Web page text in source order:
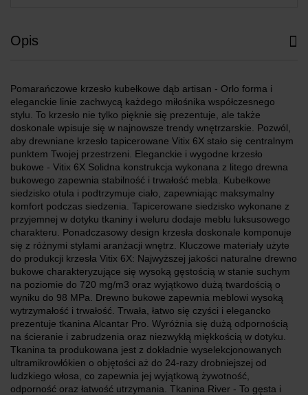
Opis
Pomarańczowe krzesło kubełkowe dąb artisan - Orlo forma i
eleganckie linie zachwycą każdego miłośnika współczesnego
stylu. To krzesło nie tylko pięknie się prezentuje, ale także
doskonale wpisuje się w najnowsze trendy wnętrzarskie. Pozwól,
aby drewniane krzesło tapicerowane Vitix 6X stało się centralnym
punktem Twojej przestrzeni. Eleganckie i wygodne krzesło
bukowe - Vitix 6X Solidna konstrukcja wykonana z litego drewna
bukowego zapewnia stabilność i trwałość mebla. Kubełkowe
siedzisko otula i podtrzymuje ciało, zapewniając maksymalny
komfort podczas siedzenia. Tapicerowane siedzisko wykonane z
przyjemnej w dotyku tkaniny i weluru dodaje meblu luksusowego
charakteru. Ponadczasowy design krzesła doskonale komponuje
się z różnymi stylami aranżacji wnętrz. Kluczowe materiały użyte
do produkcji krzesła Vitix 6X: Najwyższej jakości naturalne drewno
bukowe charakteryzujące się wysoką gęstością w stanie suchym
na poziomie do 720 mg/m3 oraz wyjątkowo dużą twardością o
wyniku do 98 MPa. Drewno bukowe zapewnia meblowi wysoką
wytrzymałość i trwałość. Trwała, łatwo się czyści i elegancko
prezentuje tkanina Alcantar Pro. Wyróżnia się dużą odpornością
na ścieranie i zabrudzenia oraz niezwykłą miękkością w dotyku.
Tkanina ta produkowana jest z dokładnie wyselekcjonowanych
ultramikrowłókien o objętości aż do 24-razy drobniejszej od
ludzkiego włosa, co zapewnia jej wyjątkową żywotność,
odporność oraz łatwość utrzymania. Tkanina River - To gęsta i